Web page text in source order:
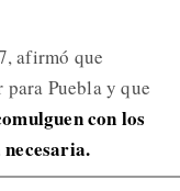
afirmó que
Puebla y que
con los